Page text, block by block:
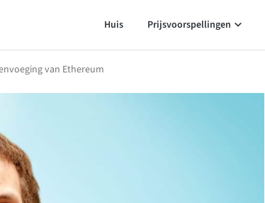
Huis Prijsvoorspellingen
van Ethereum